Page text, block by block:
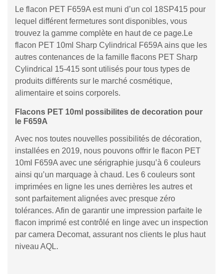
Le flacon PET F659A est muni d’un col 18SP415 pour
lequel différent fermetures sont disponibles, vous
trouvez la gamme complète en haut de ce page.Le
flacon PET 10ml Sharp Cylindrical F659A ains que les
autres contenances de la famille flacons PET Sharp
Cylindrical 15-415 sont utilisés pour tous types de
produits différents sur le marché cosmétique,
alimentaire et soins corporels.
Flacons PET 10ml possibilites de decoration pour
le F659A
Avec nos toutes nouvelles possibilités de décoration,
installées en 2019, nous pouvons offrir le flacon PET
10ml F659A avec une sérigraphie jusqu’à 6 couleurs
ainsi qu’un marquage à chaud. Les 6 couleurs sont
imprimées en ligne les unes derrières les autres et
sont parfaitement alignées avec presque zéro
tolérances. Afin de garantir une impression parfaite le
flacon imprimé est contrôlé en linge avec un inspection
par camera Decomat, assurant nos clients le plus haut
niveau AQL.